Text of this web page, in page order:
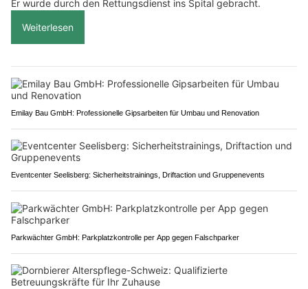
Er wurde durch den Rettungsdienst ins Spital gebracht.
Weiterlesen
Emilay Bau GmbH: Professionelle Gipsarbeiten für Umbau und Renovation
Eventcenter Seelisberg: Sicherheitstrainings, Driftaction und Gruppenevents
Parkwächter GmbH: Parkplatzkontrolle per App gegen Falschparker